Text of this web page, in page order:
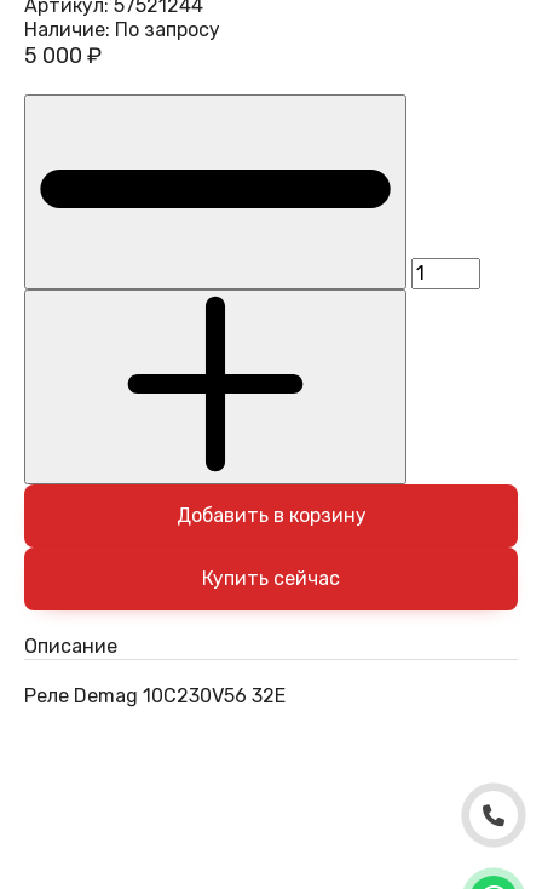
Артикул: 57521244
Наличие: По запросу
5 000 ₽
Добавить в корзину
Описание
Реле Demag 10C230V56 32E